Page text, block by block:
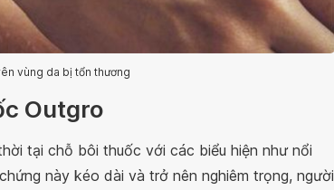
vùng da bị tổn thương
Outgro
tại chỗ bôi thuốc với các biểu hiện như nổi
này kéo dài và trở nên nghiêm trọng, người